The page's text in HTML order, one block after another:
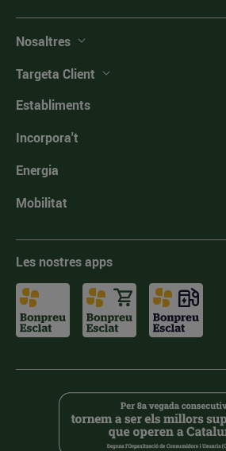
Nosaltres
Targeta Client
Establiments
Incorpora't
Energia
Mobilitat
Les nostres apps